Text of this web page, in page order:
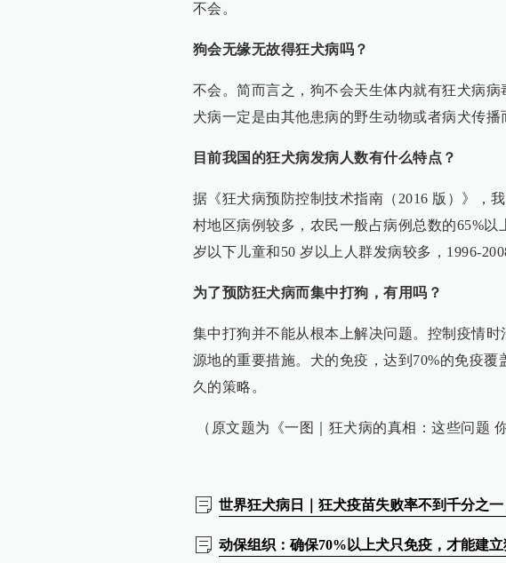
不会。
狗会无缘无故得狂犬病吗？
不会。简而言之，狗不会天生体内就有狂犬病
犬病一定是由其他患病的野生动物或者病犬传播
目前我国的狂犬病发病人数有什么特点？
据《狂犬病预防控制技术指南（2016 版）》，
村地区病例较多，农民一般占病例总数的65%
岁以下儿童和50 岁以上人群发病较多，1996-
为了预防狂犬病而集中打狗，有用吗？
集中打狗并不能从根本上解决问题。控制疫情
源地的重要措施。犬的免疫，达到70%的免疫
久的策略。
（原文题为《一图｜狂犬病的真相：这些问题
世界狂犬病日｜狂犬疫苗失败率不到千分之
动保组织：确保70%以上犬只免疫，才能建